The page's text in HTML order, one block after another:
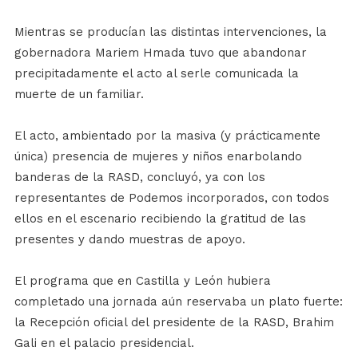
Mientras se producían las distintas intervenciones, la
gobernadora Mariem Hmada tuvo que abandonar
precipitadamente el acto al serle comunicada la
muerte de un familiar.
El acto, ambientado por la masiva (y prácticamente
única) presencia de mujeres y niños enarbolando
banderas de la RASD, concluyó, ya con los
representantes de Podemos incorporados, con todos
ellos en el escenario recibiendo la gratitud de las
presentes y dando muestras de apoyo.
El programa que en Castilla y León hubiera
completado una jornada aún reservaba un plato fuerte:
la Recepción oficial del presidente de la RASD, Brahim
Gali en el palacio presidencial.